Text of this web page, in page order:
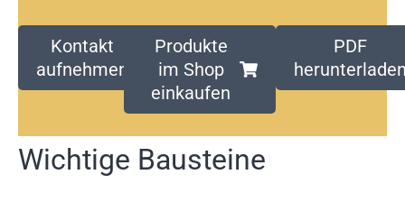
Kontakt
aufnehmen
Produkte
im Shop
einkaufen
PDF
Wichtige Bausteine